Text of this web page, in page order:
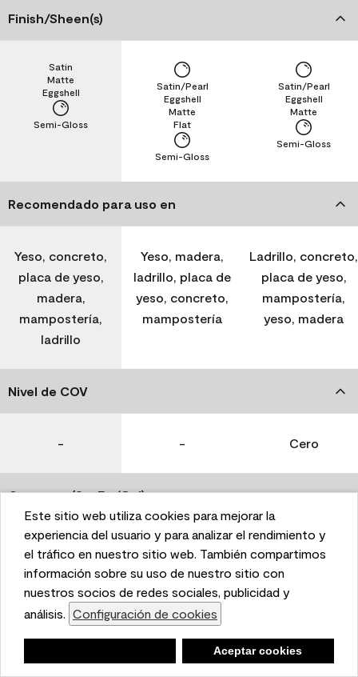
This website uses cookies to enhance user experience
and to analyze performance and traffic on our website.
We also share information about your use of our site
with our social media, advertising, and analytics
partners. Cookie Settings
Accept Cookies
Este sitio web utiliza cookies para mejorar la
experiencia del usuario y para analizar el rendimiento y
el tráfico en nuestro sitio web. También compartimos
información sobre su uso de nuestro sitio con
nuestros socios de redes sociales, publicidad y
análisis. Configuración de cookies
Aceptar cookies
Finish/Sheen(s)
Semi-Gloss
Eggshell
Matte
Satin
Semi-Gloss
Flat
Matte
Eggshell
Satin/Pearl
Semi-Gloss
Matte
Eggshell
Satin/Pearl
Recomendado para uso en
Yeso, concreto,
placa de yeso,
madera,
mampostería,
ladrillo
Yeso, madera,
ladrillo, placa de
yeso, concreto,
mampostería
Ladrillo, concreto,
placa de yeso,
mampostería,
yeso, madera
Nivel de COV
- - Cero
Coverage (Sq. Ft./Gal)
350-400 400-450 400-450
Tiempo de secado
1 hora